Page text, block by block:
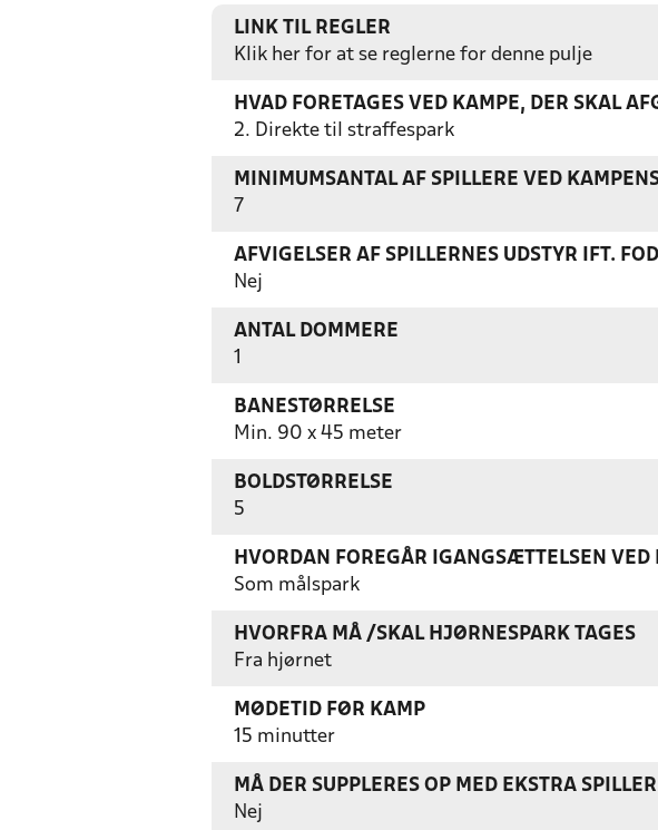
LINK TIL REGLER
Klik her for at se reglerne for denne pulje
HVAD FORETAGES VED KAMPE, DER SKAL
2. Direkte til straffespark
MINIMUMSANTAL AF SPILLERE VED
7
AFVIGELSER AF SPILLERNES UDSTYR IFT.
Nej
ANTAL DOMMERE
1
BANESTØRRELSE
Min. 90 x 45 meter
BOLDSTØRRELSE
5
HVORDAN FOREGÅR IGANGSÆTTELSEN VED
Som målspark
HVORFRA MÅ /SKAL HJØRNESPARK TAGES
Fra hjørnet
MØDETID FØR KAMP
15 minutter
MÅ DER SUPPLERES OP MED EKSTRA
Nej